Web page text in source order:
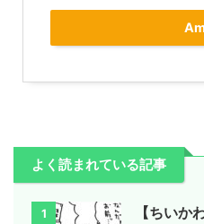
よく読まれている記事
1
【ちいか